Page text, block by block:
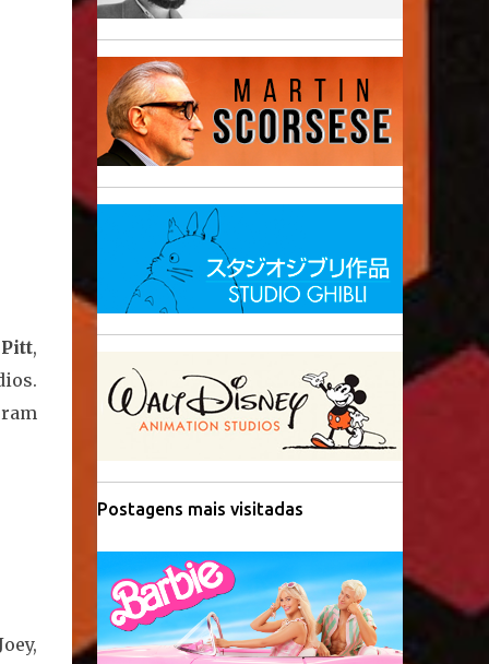
,
Postagens mais visitadas